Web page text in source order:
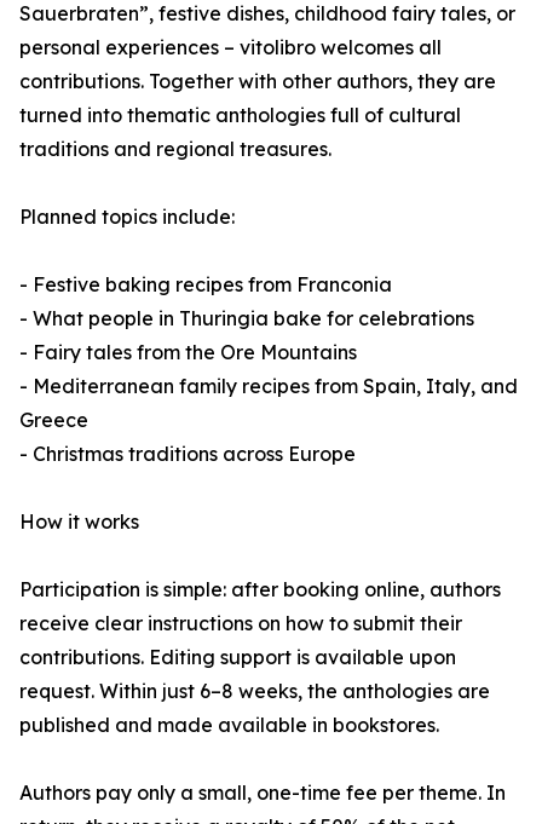
Sauerbraten”, festive dishes, childhood fairy tales, or
personal experiences – vitolibro welcomes all
contributions. Together with other authors, they are
turned into thematic anthologies full of cultural
traditions and regional treasures.
Planned topics include:
- Festive baking recipes from Franconia
- What people in Thuringia bake for celebrations
- Fairy tales from the Ore Mountains
- Mediterranean family recipes from Spain, Italy, and
Greece
- Christmas traditions across Europe
How it works
Participation is simple: after booking online, authors
receive clear instructions on how to submit their
contributions. Editing support is available upon
request. Within just 6–8 weeks, the anthologies are
published and made available in bookstores.
Authors pay only a small, one-time fee per theme. In